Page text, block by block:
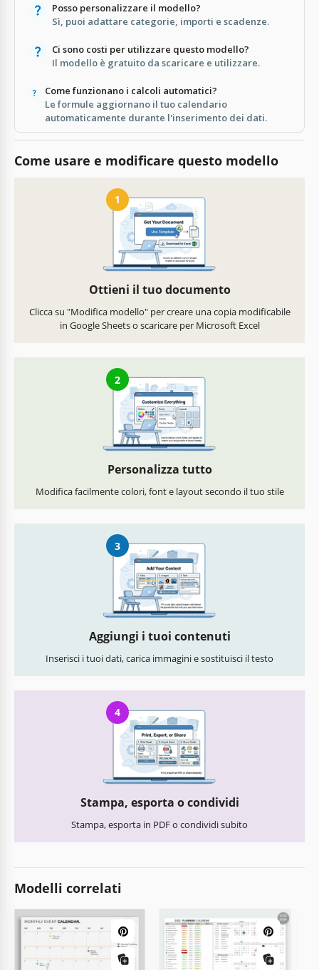
Posso personalizzare il modello?
Sì, puoi adattare categorie, importi e scadenze.
Ci sono costi per utilizzare questo modello?
Il modello è gratuito da scaricare e utilizzare.
Come funzionano i calcoli automatici?
Le formule aggiornano il tuo calendario
automaticamente durante l'inserimento dei dati.
Come usare e modificare questo modello
1
Ottieni il tuo documento
Clicca su "Modifica modello" per creare una copia modificabile
in Google Sheets o scaricare per Microsoft Excel
2
Personalizza tutto
Modifica facilmente colori, font e layout secondo il tuo stile
3
Aggiungi i tuoi contenuti
Inserisci i tuoi dati, carica immagini e sostituisci il testo
4
Stampa, esporta o condividi
Stampa, esporta in PDF o condividi subito
Modelli correlati